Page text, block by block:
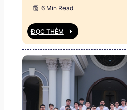
6 Min Read
ĐỌC THÊM